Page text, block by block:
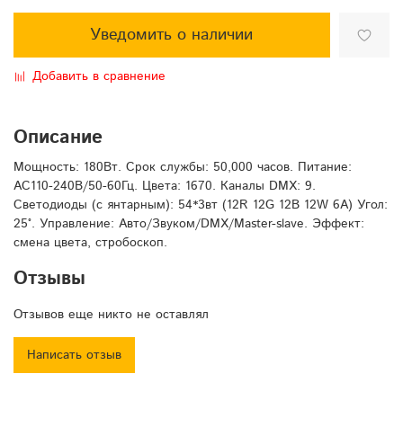
Уведомить о наличии
Добавить в сравнение
Описание
Мощность: 180Вт. Срок службы: 50,000 часов. Питание:
AC110-240В/50-60Гц. Цвета: 1670. Каналы DMX: 9.
Светодиоды (с янтарным): 54*3вт (12R 12G 12B 12W 6A) Угол:
25°. Управление: Авто/Звуком/DMX/Master-slave. Эффект:
смена цвета, стробоскоп.
Отзывы
Отзывов еще никто не оставлял
Написать отзыв